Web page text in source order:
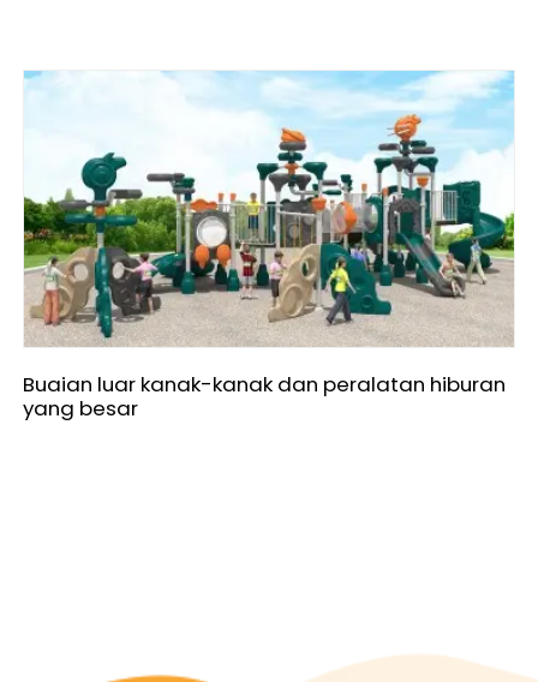
Buaian luar kanak-kanak dan peralatan hiburan
yang besar